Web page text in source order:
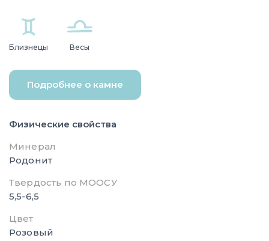
Близнецы Весы
Подробнее о камне
Физические свойства
Минерал
Родонит
Твердость по МООСУ
5,5-6,5
Цвет
Розовый